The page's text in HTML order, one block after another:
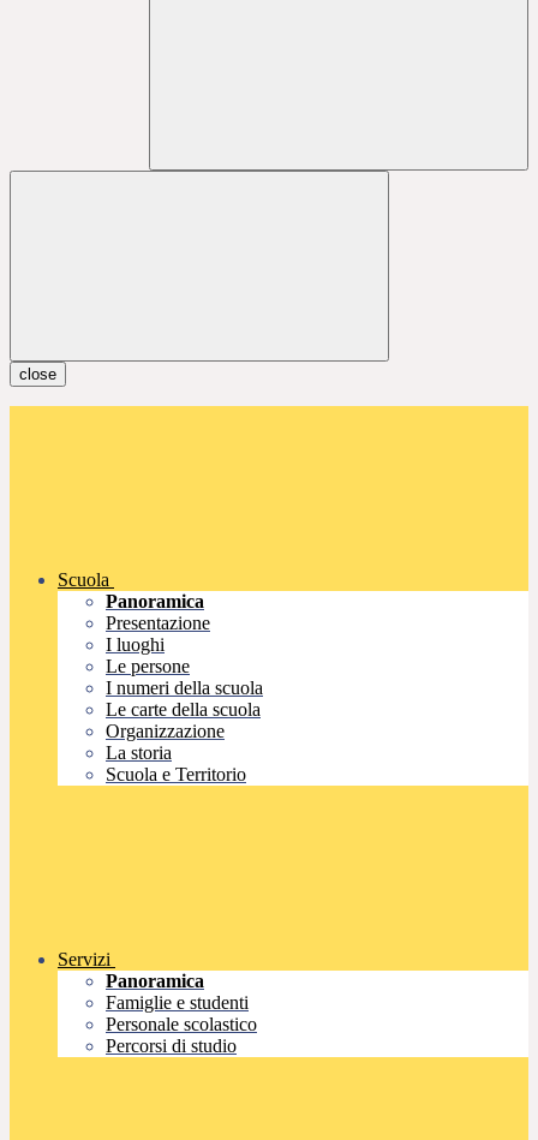
close
Scuola
Panoramica
Presentazione
I luoghi
Le persone
I numeri della scuola
Le carte della scuola
Organizzazione
La storia
Scuola e Territorio
Servizi
Panoramica
Famiglie e studenti
Personale scolastico
Percorsi di studio